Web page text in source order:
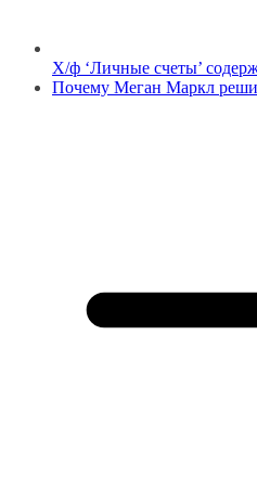
Х/ф ‘Личные счеты’
Почему Меган Маркл